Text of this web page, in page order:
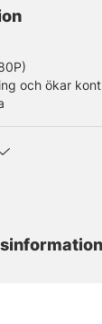
och ökar